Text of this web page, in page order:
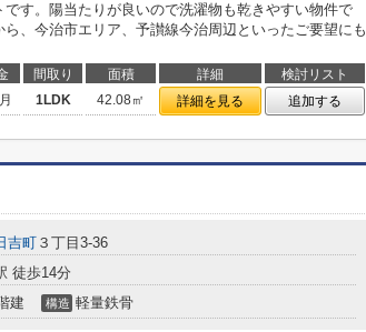
です。陽当たりが良いので洗濯物も乾きやすい物件で
、今治市エリア、予讃線今治周辺といったご要望にも
間取り 面積 詳細
検討リスト
1LDK 42.08㎡ 詳細を見る 追加する
吉町 ３丁目3-36
徒歩14分
建 構造 軽量鉄骨